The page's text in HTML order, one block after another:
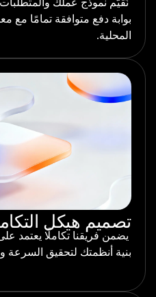
نُقيّم نموذج عملك
المحلية.
تصميم هيكل
بنية أنظمتك لتحقيق السرعة